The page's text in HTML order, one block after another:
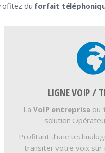
du forfait
LIGNE VOIP /
La VoIP entrepriseou
solution
Profitant d’une
transiter votre voix sur